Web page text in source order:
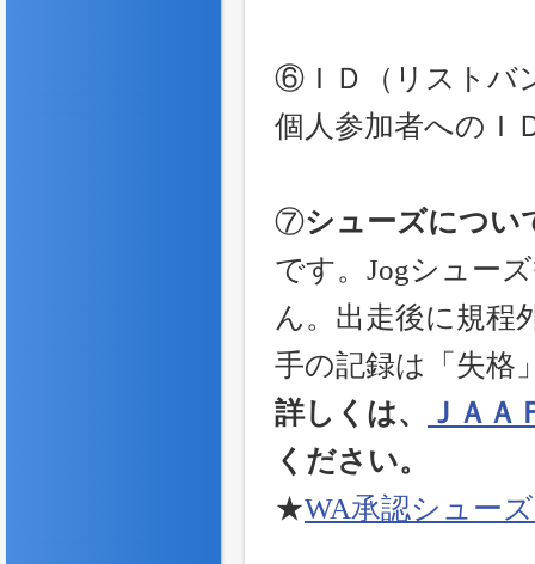
⑥ＩＤ（リストバ
個人参加者へのＩ
⑦シューズについ
です。Jogシュー
ん。出走後に規程
手の記録は「失格
詳しくは、
ＪＡＡ
ください。
★WA承認シュー